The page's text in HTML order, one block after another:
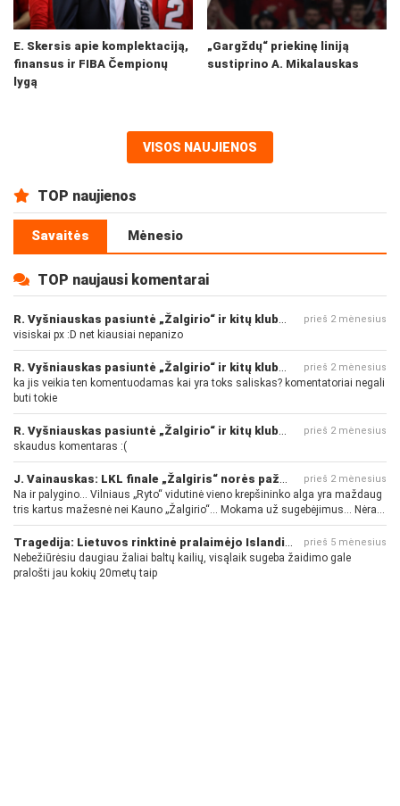
E. Skersis apie komplektaciją,
finansus ir FIBA Čempionų
lygą
„Gargždų“ priekinę liniją
sustiprino A. Mikalauskas
VISOS NAUJIENOS
TOP naujienos
Savaitės Mėnesio
TOP naujausi komentarai
R. Vyšniauskas pasiuntė „Žalgirio“ ir kitų klubų fanus prieš 2 mėnesius
visiskai px :D net kiausiai nepanizo
R. Vyšniauskas pasiuntė „Žalgirio“ ir kitų klubų fanus prieš 2 mėnesius
ka jis veikia ten komentuodamas kai yra toks saliskas? komentatoriai negali
buti tokie
R. Vyšniauskas pasiuntė „Žalgirio“ ir kitų klubų fanus prieš 2 mėnesius
skaudus komentaras :(
J. Vainauskas: LKL finale „Žalgiris“ norės pažeminti „Rytą“ prieš 2 mėnesius
Na ir palygino... Vilniaus „Ryto“ vidutinė vieno krepšininko alga yra maždaug
tris kartus mažesnė nei Kauno „Žalgirio“... Mokama už sugebėjimus... Nėra
pinigų - nėra gerų žaidėjų...
Tragedija: Lietuvos rinktinė pralaimėjo Islandijai prieš 5 mėnesius
Nebežiūrėsiu daugiau žaliai baltų kailių, visąlaik sugeba žaidimo gale
pralošti jau kokių 20metų taip